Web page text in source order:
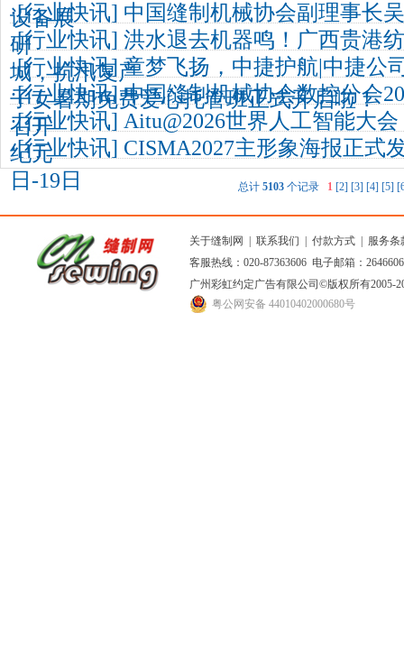
设备展
·[行业快讯] 中国缝制机械协会副理事长
研
·[行业快讯] 洪水退去机器鸣！广西贵港
城，抗汛复产
·[行业快讯]童梦飞扬，中捷护航|中捷公
子女暑期免费爱心托管班正式开启啦！
·[行业快讯]中国缝制机械协会数控分会
召开
·[行业快讯] Aitu@2026世界人工智能大
纪元
·[行业快讯] CISMA2027主形象海报正式
日-19日
总计 5103 个记录 1 [2] [3] [4] [5]
关于缝制网 联系我们 付款方式
服务条
客服热线：020-87363606 电子邮箱：
广州彩虹约定广告有限公司 ©版权所有2005-
粤公网安备 44010402000680号